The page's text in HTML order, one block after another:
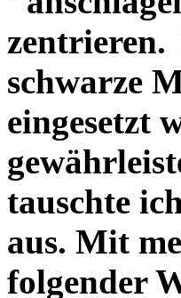
zentrieren.
schwarze
eingesetzt
tauschte
aus. Mit
folgender